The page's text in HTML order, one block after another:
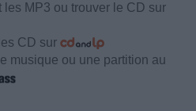
MP3 ou trouver le CD sur
CD sur
musique ou une partition au